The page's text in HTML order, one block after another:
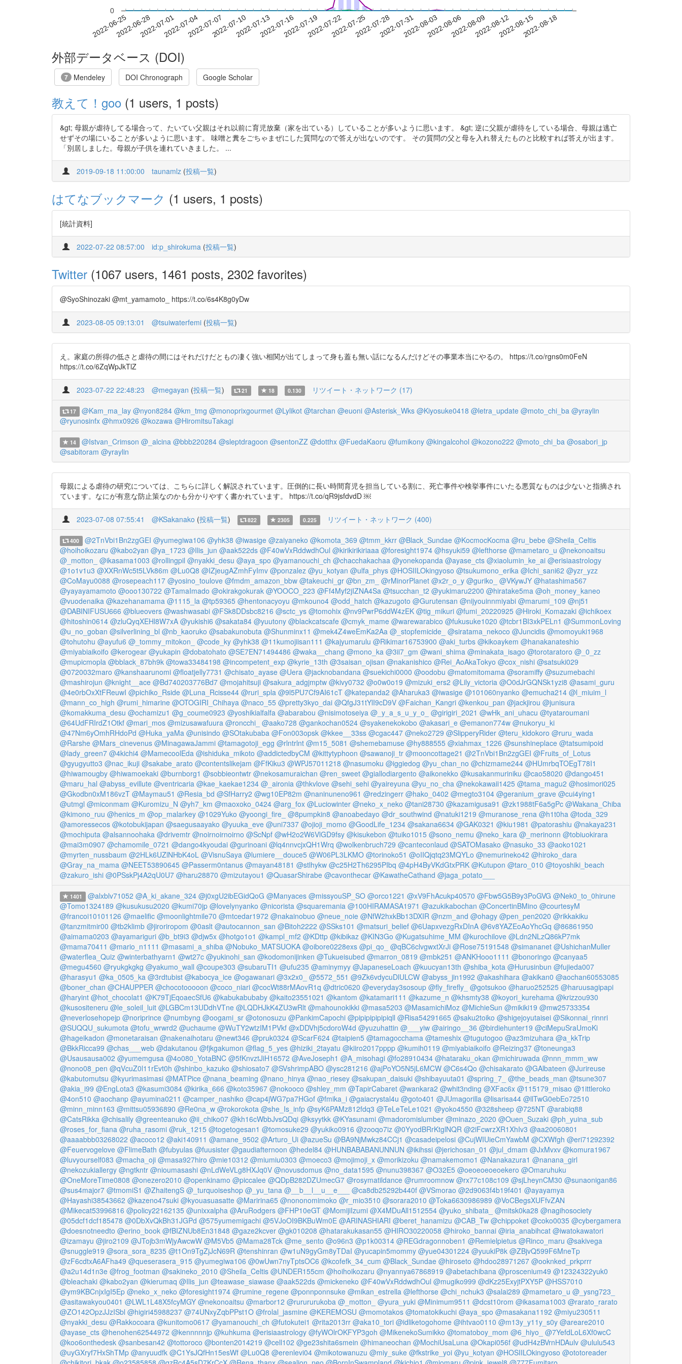
2022-06-252022-06-282022-07-012022-07-042022-07-072022-07-102022-07-132022-07-162022-07-192022-07-222022-07-252022-07-282022-07-312022-08-032022-08-062022-08-092022-08-122022-08-152022-08-18
0
外部データベース (DOI)
7 Mendeley DOI Chronograph Google Scholar
教えて！goo (1 users, 1 posts)
&gt; 母親が虐待してる場合って、たいてい父親はそれ以前に育児放棄（家を出ている）していることが多いように思います。 &gt; 逆に父親が虐待をしている場合、母親は逃亡
せずその場にいることが多いように思います。 味噌と糞をごちゃまぜにした質問なので答えが出ないのです。 その質問の父と母を入れ替えたものと比較すれば答えが出ます。
「別居しました。母親が子供を連れていきました。 ...
2019-09-18 11:00:00 taunamlz (投稿一覧)
はてなブックマーク (1 users, 1 posts)
[統計資料]
2022-07-22 08:57:00 id:p_shirokuma (投稿一覧)
Twitter (1067 users, 1461 posts, 2302 favorites)
@SyoShinozaki @mt_yamamoto_ https://t.co/6s4K8g0yDw
2023-08-05 09:13:01 @tsuiwaterfemi (投稿一覧)
え。家庭の所得の低さと虐待の間にはそれだけだともの凄く強い相関が出てしまって身も蓋も無い話になるんだけどその事業本当にやるの。 https://t.co/rgns0m0FeN
https://t.co/6ZqWpJkTlZ
2023-07-22 22:48:23 @megayan (投稿一覧) 21 18 0.130 リツイート・ネットワーク (17)
17 @Kam_ma_lay @nyon8284 @km_tmg @monoprixgourmet @Lylikot @tarchan @euoni @Asterisk_Wks @Kiyosuke0418 @letra_update @moto_chi_ba @yraylin
@ryunosinfx @hmx0926 @kozawa @HiromitsuTakagi
14 @Istvan_Crimson @_alcina @bbb220284 @sleptdragoon @sentonZZ @dotthx @FuedaKaoru @fumikony @kingalcohol @kozono222 @moto_chi_ba @osabori_jp
@sabitoram @yraylin
母親による虐待の研究については、こちらに詳しく解説されています。圧倒的に長い時間育児を担当している割に、死亡事件や検挙事件にいたる悪質なものは少ないと指摘され
ています。なにが有意な防止策なのかも分かりやすく書かれています。 https://t.co/qR9jsfdvdD ￼
2023-07-08 07:55:41 @KSakanako (投稿一覧) 822 2305 0.225 リツイート・ネットワーク (400)
400 @2TnVbi1Bn2zgGEI @yumegiwa106 @yhk38 @iwasige @zaiyaneko @komota_369 @tmm_kkrr @Black_Sundae @KocmocKocma @ru_bebe @Sheila_Celtis
@hoihoikozaru @kabo2yan @ya_1723 @Ilis_jun @aak522ds @F40wVxRddwdhOul @kirikirikiriaaa @foresight1974 @hsyuki59 @lefthorse @mametaro_u @nekonoaitsu
@_motton_
@ikasama1003 @rollingpil @nyakki_desu @aya_spo @yamanouchi_ch @chacchakachaa @yonekopanda @ayase_cts @xiaolumin_ke_ai @erisiaastrology
@1o1v1u3 @XXRnWc5t5LVk86m @Lu0Q8 @IZjeugAZmhFyImv @ponzalez @yu_kotyan @ulfa_phys @HOSIILOkingyoso @tsukumono_erika @Ichi_sani62 @yzr_yzz
@CoMayu0088 @rosepeach117 @yosino_toulove @fmdm_amazon_bbw @takeuchi_gr @bn_zm_ @rMinorPlanet @x2r_o_y @guriko_ @VKywJY @hatashima567
@yayayamamoto @ooo130722 @TamaImado @okirakgokurak @YOOCO_223 @Ff4Myf2jIZNA4Sa @tsucchan_t2 @yukimaru2200 @hiratake5ma @oh_money_kaneo
@vuodenaika @kazehanamama @1115_la @tp59365 @hentonacyoyu @mkouno4 @odd_hatch @kazugoto @Gurutensan @nijyouinnmiyabi @marumi_109 @nj51
@DABINIFUSU666 @blueovers @washwasabi @FSk8DDsbc8216 @sctc_ys @tomohix @nv9PwrP6ddW4zEK @tig_mikuri @fumi_20220925 @Hiroki_Komazaki @ichikoex
@hitoshin0614 @zluQyqXEHl8W7xA @yukishi6 @sakata84 @yuutony @blackcatscafe @cmyk_mame @warewarabico @fukusuke1020 @tcbr1BI3xkPELn1 @SummonLoving
@u_no_goban @silverlining_bl @nb_kaoruko @sabakunobuta @Shunminx11 @mek4Z4weEmKa2Aa @_stopfemicide_ @siratama_nekoco @Juncidis @momoyuki1968
@tohutohu @ayufu6 @_tommy_mitokon_ @code_ky @yhk38 @11kumojiisan111 @kajyumarulu @Rikimar16753900 @aki_turbs @kikoaykem @hanakanateshio
@miyabiaikoifo @kerogear @yukapin @dobatohato @SE7EN71494486 @waka__chang @mono_ka @3ii7_gm @wani_shima @minakata_isago @torotaratoro @_0_zz
@mupicmopla @bblack_87bh9k @towa33484198 @incompetent_exp @kyrie_13th @3saisan_ojisan @nakanishico @Rei_AoAkaTokyo @cox_nishi @satsuki029
@0720032maro @kanshaarunomi @floatjelly7731 @chisato_ayase @Uera @jacknobandana @suekichi0000 @oodobu @matomitomama @soramiffy @suzumebachi
@mashirojun @knight__ace @Bd740203776Bd7 @mojahitsuji @sakura_adgjmptw @kivy0732 @o0w0o19 @mizuki_ers2 @Lily_victoria @O0dJrGQNSk1yzi8 @asami_guru
@4e0rbOxXtFReuwI @pichiko_Rside @Luna_Rcisse44 @ruri_spla @9l5PU7Cf9AI61cT @katepanda2 @Aharuka3 @iwasige @101060nyanko @emucha214 @l_miuim_l
@mann_co_high @rumi_himarine @OTOGIRI_Chihaya @naco_55 @pretty3kyo_dai @QfgJ31tYlI9cD9V @Faichan_Kangri @kenkou_pan @jackjirou @junisura
@komakkuma_desu @ochamizu1 @g_coume0923 @yoshikialfalfa @abarabou @nisimotoseiya @_y_a_s_u_y_o_ @girigiri_2021 @wHk_ani_uhacu @tyataroumani
@64UdFRIrdZ1Otkf @mari_mos @mizusawafuura @roncchi_ @aako728 @gankochan0524 @syakenekokobo @akasari_e @emanon774w @nukoryu_ki
@47Nm6yOmhRHdoPd @Huka_yaMa @unisindo @SOtakubaba @Fon003opsk @kkee__33ss @cgac447 @neko2729 @SlipperyRider @teru_kidokoro @ruru_wada
@Rarshe @Mars_cinevenus @MinagawaJammi @tamagotoji_egg @rlntrlnt @m15_5081 @shemebamuse @hy888555 @xiahmax_1226 @sunshineplace @tatsumipoid
@lady_green7 @4kichi4 @MamecoolEda @ishiduka_mikoto @addictedbyCM @kittytyphoon @sawanoji_tr @mooncottage21 @2TnVbi1Bn2zgGEI @Fruits_of_Lotus
@gyugyutto3 @nac_ikuji @sakabe_arato @contentslikejam @FfKiku3 @WPJ57011218 @nasumoku @iggiedog @yu_chan_no @chizmame244 @HUmrbqTOEgT78I1
@hiwamougby @hiwamoekaki @burnborg1 @sobbieontwtr @nekosamuraichan @ren_sweet @giallodiargento @aikonekko @kusakanmuriniku @cao58020 @dango451
@maru_hal @abyss_evillute @ventricaria @kae_kaekae1234 @_aironia @thkvlove @sehi_sehi @yaireyuna @yu_no_cha @nekokawaii1425 @tama_magu2 @hosimori025
@Gkodbn0xM186vzT @Maymau51 @Resia_bd @SfHarry2 @wg10EP82m @naninuneno961 @redzingerr @hako_0402 @megto3104 @geranium_grave @cui4ying1
@utmgl @miconmam @Kuromizu_N @yh7_km @maoxoko_0424 @arg_fox @Luciowinter @neko_x_neko @tani28730 @kazamigusa91 @zk1988tF6a5gPc @Wakana_Chiba
@kimono_ruu @henics_m @op_malarkey @1029Yuko @yoongi_fire_ @8pumpkin8 @anoabedayo @dr_southwind @natuki1219 @muranose_rena @h1t0ha @toda_329
@amoressecos @kotobukijapan @saegusaayako @yuuka_eve @uni7337 @ojioji_momo @GoodLife_1234 @sakana6634 @GAK0321 @kiu1981 @patorashiu @nakaya231
@mochiputa @alsannoohaka @drivemtr @noirnoirnoirno @ScNpf @wH2o2W6VlGD9fsy @kisukebon @tuiko1015 @sono_nemu @neko_kara @_merinonn @tobiuokirara
@mai3m0907 @chamomile_0721 @dango4kyoudai @gurinoani @lq4nnvcjxQH1Wrq @wolkenbruch729 @canteconlaud @SATOMasako @nasuko_33 @aoko1021
@myrten_nussbaum @2HLk6UZlNHbK4oL @VisnuSaya @lumiere__douce5 @W06PL3LKMO @torinoko51 @oIIQjqtq23MQYLo @nemurineko42 @hiroko_dara
@Gray_na_mama @NEET53890645 @Passerm0ntanus @mayan48181 @stlhykw @c25H2Th6295PIbq @4pH4ByVKdGtxPRK @Kutupon @taro_010 @toyoshiki_beach
@zakuro_ishi @0PSskPj4A2qU0U7 @haru28870 @mizutayou1 @QuasarShirabe @cavonthecar @KawatheCathand @jaga_potato___
1401 @alxblv71052 @A_ki_akane_324 @j0xgU2ibEGidQoG @Manyaces @missyouSP_SO @orco1221 @xV9FhAcukp40570 @Fbw5G5B9y3PoGVG @Nek0_to_0hirune
@Tomo1324189 @kusukusu2020 @kumi70jp @lovelynyanko @nicorista @squaremania @100HIRAMASA1971 @azukikabochan @ConcertinBMino @courtesyM
@francoi10101126 @maelific @moonlightmile70 @mtcedar1972 @nakainobuo @neue_noie @NfW2hxkBb13DXIR @nzm_and @ohagy @pen_pen2020 @rikkakiku
@tanzmitmir00 @tb2klimb @jiroriropom @0aslt @autocannon_san @Bitoh2222 @SSks101 @matsuri_belief @6UapxvezgRxDInA @6v8YAZEoAoYhcGq @86861950
@aimama0203 @ayamariguri @b_bt9i3 @djw5x @hotgo1o1 @kampl_mf2 @KDttp @kibikaz @KIN3Go @Kugatsuhime_MM @kurochilove @Ldn2NLzQ86kP7mk
@mama70411 @mario_n1111 @masami_a_shiba @Nobuko_MATSUOKA @oibore0228exs @pi_qo_ @qBC6clvgwxtXrJi @Rose75191548 @simananet @UshichanMuller
@waterflea_Quiz @winterbathyarn1 @wt27c @yukinohi_san @kodomonijinken @Tukueisubed @marron_0819 @mbk251 @ANKHooo1111 @bonoringo @canyaa5
@megu4560 @ryukgkgkg @yakumo_wall @coupe303 @subaruTI1 @ufu235 @aminymyy @JapaneseLoach @kuucyan13th @shiba_kota @Hurusinbun @fujieda007
@harasyu1 @ka_0505_ka @3rdtubist @kabocya_ice @ogawanari @3x2x0_ @5572_551 @9Zk6vdycuDlULCW @abyss_jin1992 @akashihara @akikan0 @aochan60553085
@boner_chan @CHAUPPER @chocotooooon @coco_niari @cocWt88rMAovR1q @dtric0620 @everyday3sosoup @fly_firefly_ @gotsukoo @haruo252525 @haruusagipapi
@haryint @hot_chocolat1 @K79TjEqoaecSfU6 @kabukabubaby @kaito23551021 @kantom @katamari111 @kazume_n @khsmty38 @koyori_kurehama @krizzou930
@kusositeneru @le_soleil_luit @LGBCm13UDdhVTne @LQDHJkK4ZU3wRlt @mahounokikki @masa5203 @MasamichiMoz @MichieSun @mikiki19 @mw25733354
@neverlosehopejp @noriprince @numbyng @oogami_sr @otonosuzu @PankimCapochi @pipipipipipiqll @Risa54291665 @saku2toiko @shigejoyutaisei @Sikonnai_rinnri
@SUQQU_sukumota @tofu_wrwrd2 @uchaume @WuTY2wtzIM1PVkf @xDDVhj5cdoroW4d @yuzuhattin @___yiw @airingo__36 @birdiehunter19 @ciMepuSraUmoKi
@hageikadon @monetaraisan @nakenaihotaru @newt346 @pruk0324 @ScarF624 @taipien5 @tamagocchama @tameshix @tugutogoo @az3mizuhara @a_kkTrip
@BkkRicca99 @chas___web @dakutanou @fjkgakumon @flag_5_yes @hiziki_2tayatu @kiiro2017pppp @kumih0119 @miyabiaikoifo @Reizing37 @toneunga3
@Usausausa002 @yumemgusa @4o080_YotaBNC @5fKnvztJiH16572 @AveJoseph1 @A_misohagi @fo28910434 @hataraku_okan @michiruwada @nnn_mmm_ww
@nono08_pen @qVcuZ0l11rEvt0h @shinbo_kazuko @shiosato7 @SVshrimpABO @ysc281216 @ajPoYO5N5jL6MCW @C6s4Qo @chisakarato @GAlbateen @Jurireuse
@kabutomutsu @kyurimasimasi @MATPice @nana_beaming @nano_hinya @nao_riesey @sakupan_daisuki @shibayuuta01 @spring_7_ @the_beads_man @tsune307
@akia_i99 @EngLota3 @kasumi3084 @kirika_666 @koto35967 @nokooco @shley_mm @TapirCabaret @wankara2 @whit3nding @XFac6x @115179_misao @1ittleroko
@4on510 @aochanp @ayumina0211 @camper_nashiko @cap4jWG7pa7HGof @fmika_i @gaiacrystal4u @goto401 @JUmagorilla @lisarisa44 @llTwG0ebEo72510
@minn_minn163 @mittsu05936890 @Re0na_w @rokorokota @she_Is_infp @syK6PAMz812fdq3 @TeLeTeLe1021 @yoko4550 @328sheep @725NT @arabiq88
@CatsRikka @chisalily @greenteanuko @ii_chiko07 @kh16cWbbJvsQDqi @ksyytkk @KYasunami @madoromislumber @minazo_2020 @Ouen_Suzaki @ph_yuina_sub
@roses_for_fiana @ruha_rasomi @ruk_1215 @togetogesan1 @tomosuke29 @yukiko0916 @zooqo7iz @0YyodBRrKtglNQR @2iFcwrzXR1XhIv3 @aa20060801
@aaaabbb03268022 @acoco12 @aki140911 @amane_9502 @Arturo_Ui @azueSu @BA9NjMwkz84CCj1 @casadeipelosi @CujWIUieCmYawbM @CXWfgh @eri71292392
@Feuervogelove @FlimeBath @fubyulas @fuusister @gaudiafternoon @hedel84 @HUNBABABANUNNUN @ikihssi @jerichosan_01 @jul_dmam @JxMvxv @komura1967
@luvyourself083 @macha_oji @masa927hiro @mie10312 @miumiu0303 @moeco3 @mojimoji_x @morikizoku @namakemomo1 @Nanakazura1 @nanana_girl
@nekozukiallergy @ngtkntr @nioumasashi @nLdWeVLg8HXJq0V @novusdomus @no_data1595 @nunu398367 @O32E5 @oeoeoeoeoekero @Omaruhuku
@OneMoreTime0808 @onezero2010 @openkinamo @piccalee @QDpB282DZUmecG7 @rosymatildance @rumroomnow @rx77c108c109 @sjLheynCM30 @sunaonigan86
@sus4major7 @tmomiS1 @ZhaitengS @_turquoiseshop @_yu_tana @__b__l__u__e___ @ca8db25292b440f @VSmorao @2d9063f4b19f401 @ayayamya
@Hayashi38543662 @kazeno47suki @kyouasuasatte @Maririna65 @nononomimoko @r_mio3510 @sorara2010 @Toka6630986989 @VoCBegsXUFfvZAN
@Mikecat53996816 @policy22162135 @unixxalpha @AruRodgers @FHP10eGT @MomijiIzumi @X4MDuAll1512554 @yuko_shibata_ @mitsk0ka28 @nagihosociety
@05dcf1dcf185478 @0DbXvQkBh31JGPd @575yumemigachi @5VJoOI9BKBuWm0E @ARINASHIARI @beret_hanamizu @CAB_Tw @chippoket @coko0035 @cybergamera
@doesnotneedto @erino_book @fBIZNUb8En31848 @gaze2kcver @gk010208 @hatarakukasan55 @HIRO30220058 @hiroko_bannai @iria_anabihcat @iwatokawatori
@izamayu @jiro2109 @JTojb3mWjyAwcwW @M5Vb5 @Mama28Tck @me_sento @o96n3 @p1k00314 @REGdragonnoben1 @Remielpietus @Rinco_maru @sakivega
@snuggle919 @sora_sora_8235 @t1On9TgZjJcN69R @tenshinran @w1uN9gyGm8yTDaI @yucapin5mommy @yue04301224 @yuukiP8k @ZBjvQ599F6MneTp
@zF6cdtxA6AFha49 @queserasera_915 @yumegiwa106 @0wUwn7nyTptsOC6 @kcofefk_34_cum @Black_Sundae @hiroseto @hdoo28971267 @ooknked_prkprrr
@a2u14d1n3e @frog_footman @sakineko_2010 @Sheila_Celtis @UNDER155cm @hoihoikozaru @nyannya67868919 @abetachibana @proscenium49 @12324322yuk0
@bleachaki @kabo2yan @kierumaq @Ilis_jun @teawase_siawase @aak522ds @mickeneko @F40wVxRddwdhOul @mugiko999 @dKz25ExyjtPXY5P @HSS7010
@ym9KBCnjxIgI5Ep @neko_x_neko @foresight1974 @rumine_regene @ponnponnsuke @mikan_estrella @lefthorse @chi_nchuk3 @salai289 @mametaro_u @_ysng723_
@asitawakyou0401 @LWL1L48X5fcyMGY @nekonoaitsu @marbor12 @rurururukoba @_motton_ @yura_yuki @Minimum9511 @dcst10rom @ikasama1003 @rarato_rarato
@ZO142OpzJJzISbl @higiri45988237 @74UNxyZqbPPst1O @frolal_jasmine @KEREMOSU @momotakos @tomatokikuchi @aya_spo @masakana1192 @miyu230511
@nyakki_desu @Rakkocoara @kunitomo0617 @yamanouchi_ch @futokutei1 @rita2013rr @aka10_tori @idliketogohome @ihtvao0110 @m13y_y11y_s0y @areare2010
@ayase_cts @henohen62544972 @kennnnnjp @kuhkuma @erisiaastrology @fyWOlrOKFYP3goh @MikenekoSumikko @tomatoboy_mom @6_hiyo_
@7YefdLoL6Xf0wcC
@koo6onthedesk @sanbesan42 @tottoroco @bonten2014219 @cell102 @ge23shita6smein @himaneochan @MochiUsaLuna @Okapi056f @udH4zBVrnHDAulv @ululu543
@uyGXryf7HxShTMp @anyuudfk @C1YsJQfHn15esWf @Lu0Q8 @erenlevi04 @mikotowanuzu @miy_suke @fkstrike_yoi @yu_kotyan @HOSIILOkingyoso @ototoreader